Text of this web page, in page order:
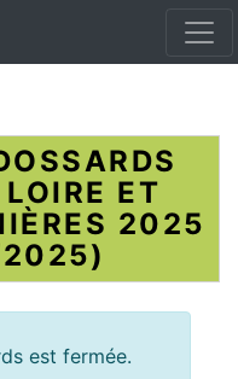
ET
2025
est fermée.